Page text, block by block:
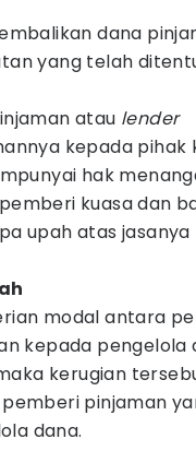
dana
yang telah
atau lender
kepada pihak
hak
kuasa dan
upah atas jasanya
modal antara
kepada pengelola
kerugian
pinjaman
dana.